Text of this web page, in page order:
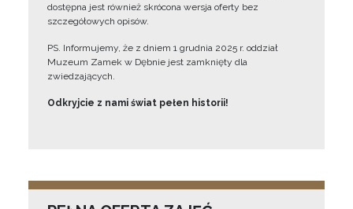
dostępna jest również skrócona wersja oferty bez
szczegółowych opisów.
PS. Informujemy, że z dniem 1 grudnia 2025 r. oddział
Muzeum Zamek w Dębnie jest zamknięty dla
zwiedzających.
Odkryjcie z nami świat pełen historii!